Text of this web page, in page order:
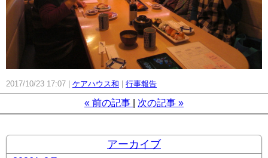
2017/10/23 17:07 ケアハウス和 行事報告
« 前の記事 次の記事 »
アーカイブ